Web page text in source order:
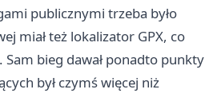
publicznymi trzeba było
miał też lokalizator GPX, co
bieg dawał ponadto punkty
był czymś więcej niż